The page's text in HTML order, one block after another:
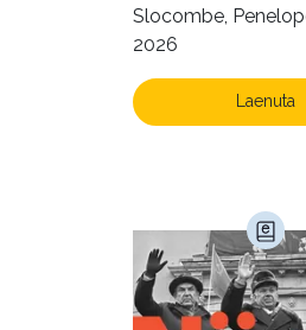
Slocombe,
2026
Laenuta